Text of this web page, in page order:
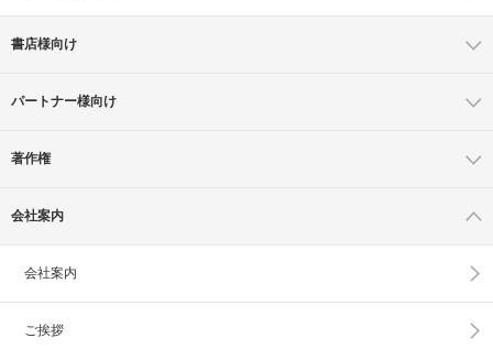
書店様向け
パートナー様向け
著作権
会社案内
会社案内
ご挨拶